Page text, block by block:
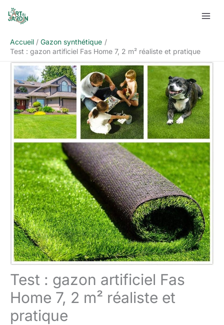
Aller
Accueil
Gazon synthétique
Test : gazon artificiel Fas Home 7, 2 m² réaliste et pratique
Test : gazon artificiel Fas
Home 7, 2 m² réaliste et
pratique
Rechercher